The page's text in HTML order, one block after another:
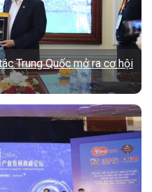
Trung Quốc mở ra cơ hội